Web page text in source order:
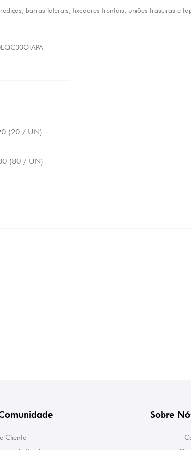
barras laterais, fixadores frontais, uniões traseiras e
(20 / UN)
(80 / UN)
Cliente
Sobre